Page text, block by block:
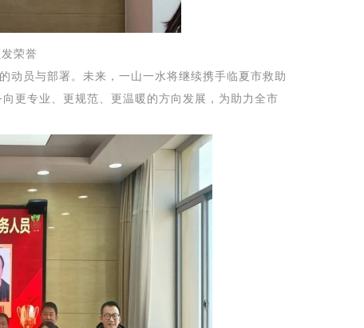
荣誉
动员与部署。未来，一山一水将继续携手临夏市救助
更专业、更规范、更温暖的方向发展，为助力全市